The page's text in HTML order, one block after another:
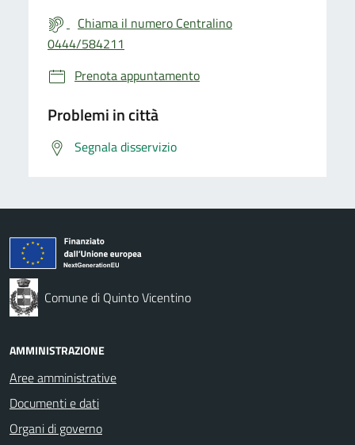
Chiama il numero Centralino
0444/584211
Prenota appuntamento
Problemi in città
Segnala disservizio
Comune di Quinto Vicentino
AMMINISTRAZIONE
Aree amministrative
Documenti e dati
Organi di governo